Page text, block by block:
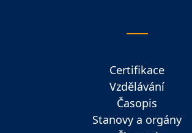
Certifikace
Vzdělávání
Časopis
Stanovy a orgány